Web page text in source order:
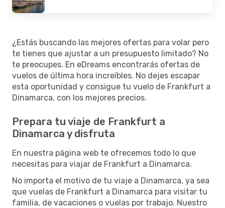
¿Estás buscando las mejores ofertas para volar pero
te tienes que ajustar a un presupuesto limitado? No
te preocupes. En eDreams encontrarás ofertas de
vuelos de última hora increíbles. No dejes escapar
esta oportunidad y consigue tu vuelo de Frankfurt a
Dinamarca, con los mejores precios.
Prepara tu viaje de Frankfurt a
Dinamarca y disfruta
En nuestra página web te ofrecemos todo lo que
necesitas para viajar de Frankfurt a Dinamarca.
No importa el motivo de tu viaje a Dinamarca, ya sea
que vuelas de Frankfurt a Dinamarca para visitar tu
familia, de vacaciones o vuelas por trabajo. Nuestro